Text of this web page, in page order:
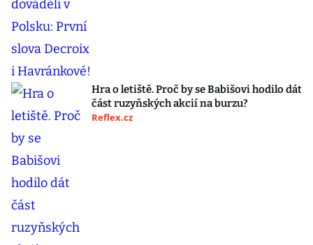
Hra o letiště. Proč by se Babišovi hodilo dát
část ruzyňských akcií na burzu?
Reflex.cz